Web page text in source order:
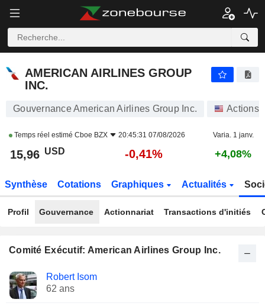
AMERICAN AIRLINES GROUP
INC.
Gouvernance American Airlines Group Inc. Actions
Temps réel estimé Cboe BZX 20:45:31 07/08/2026 Varia. 1 janv.
15,96 USD -0,41% +4,08%
Synthèse Cotations Graphiques Actualités
Profil Gouvernance Actionnariat Transactions d'initiés
Comité Exécutif: American Airlines Group Inc.
Dirigeant
Fonctions
occupées
Robert Isom
62 ans